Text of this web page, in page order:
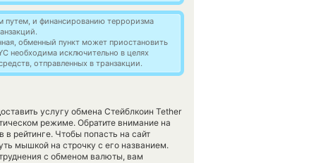
путем, и финансированию терроризма
обменный пункт может приостановить
необходима исключительно в целях
отправленных в транзакции.
услугу обмена Стейблкоин Tether
режиме. Обратите внимание на
рейтинге. Чтобы попасть на сайт
мышкой на строчку с его названием.
с обменом валюты, вам